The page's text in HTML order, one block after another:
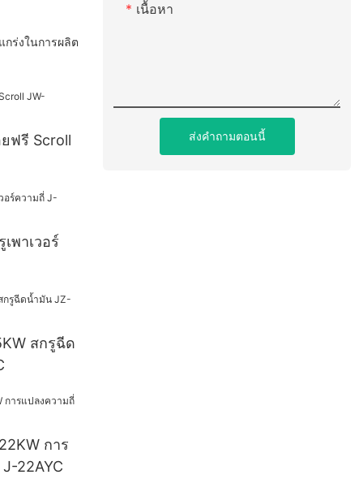
กร่งในการผลิต
ฟรี Scroll
พาเวอร์
สกรูฉีด
การ
22AYC
เนื้อหา
ส่งคำถามตอนนี้